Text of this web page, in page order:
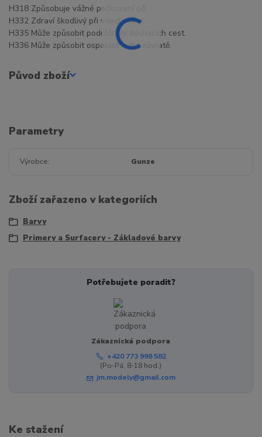
H318 Způsobuje vážné poškození očí.
H332 Zdraví škodlivý při vdechování.
H335 Může způsobit podráždění dýchacích cest.
H336 Může způsobit ospalost nebo závratě.
Původ zboží
Parametry
Výrobce Gunze
Zboží zařazeno v kategoriích
Barvy
Primery a Surfacery - Základové barvy
Potřebujete poradit?
Zákaznická podpora
+420 773 998 582
(Po-Pá, 8-18 hod.)
jm.modely@gmail.com
Ke stažení